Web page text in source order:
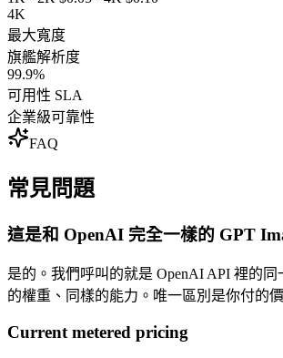
4K
最大寬度
旗艦解析度
99.9%
可用性 SLA
企業級可靠性
FAQ
常見問題
這是和 OpenAI 完全一樣的 GPT
是的。我們呼叫的就是 OpenAI API 裡的
的權重、同樣的能力。唯一區別是你付的價
Current metered pricing